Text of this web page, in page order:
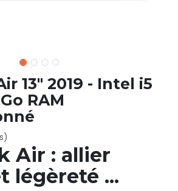
13" 2019 - Intel i5
RAM
Air : allier
légèreté ...